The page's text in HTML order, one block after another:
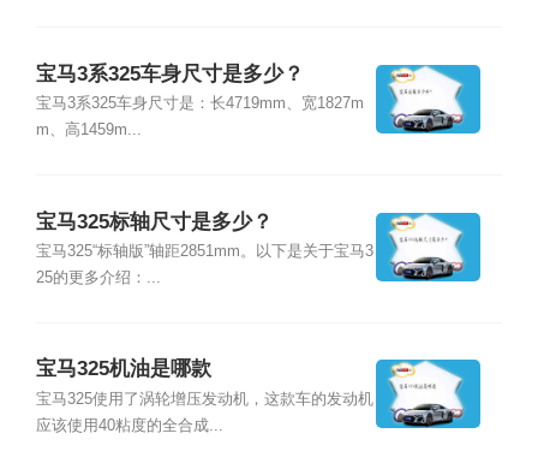
宝马3系325车身尺寸是多少？
宝马3系325车身尺寸是：长4719mm、宽1827m
m、高1459m...
宝马325标轴尺寸是多少？
宝马325“标轴版”轴距2851mm。以下是关于宝马3
25的更多介绍：...
宝马325机油是哪款
宝马325使用了涡轮增压发动机，这款车的发动机
应该使用40粘度的全合成...